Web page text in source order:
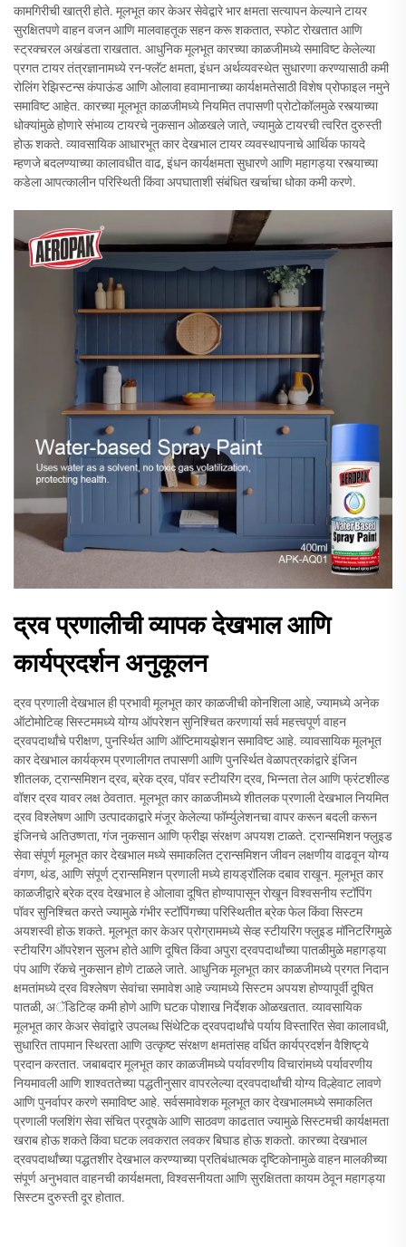
कामगिरीची खात्री होते. मूलभूत कार केअर सेवेद्वारे भार क्षमता सत्यापन केल्याने टायर
सुरक्षितपणे वाहन वजन आणि मालवाहतूक सहन करू शकतात, स्फोट रोखतात आणि
स्ट्रक्चरल अखंडता राखतात. आधुनिक मूलभूत कारच्या काळजीमध्ये समाविष्ट केलेल्या
प्रगत टायर तंत्रज्ञानामध्ये रन-फ्लॅट क्षमता, इंधन अर्थव्यवस्थेत सुधारणा करण्यासाठी कमी
रोलिंग रेझिस्टन्स कंपाऊंड आणि ओलावा हवामानाच्या कार्यक्षमतेसाठी विशेष प्रोफाइल नमुने
समाविष्ट आहेत. कारच्या मूलभूत काळजीमध्ये नियमित तपासणी प्रोटोकॉलमुळे रस्त्याच्या
धोक्यांमुळे होणारे संभाव्य टायरचे नुकसान ओळखले जाते, ज्यामुळे टायरची त्वरित दुरुस्ती
होऊ शकते. व्यावसायिक आधारभूत कार देखभाल टायर व्यवस्थापनाचे आर्थिक फायदे
म्हणजे बदलण्याच्या कालावधीत वाढ, इंधन कार्यक्षमता सुधारणे आणि महागड्या रस्त्याच्या
कडेला आपत्कालीन परिस्थिती किंवा अपघाताशी संबंधित खर्चाचा धोका कमी करणे.
द्रव प्रणालीची व्यापक देखभाल आणि
कार्यप्रदर्शन अनुकूलन
द्रव प्रणाली देखभाल ही प्रभावी मूलभूत कार काळजीची कोनशिला आहे, ज्यामध्ये अनेक
ऑटोमोटिव्ह सिस्टममध्ये योग्य ऑपरेशन सुनिश्चित करणार्या सर्व महत्त्वपूर्ण वाहन
द्रवपदार्थांचे परीक्षण, पुनर्स्थित आणि ऑप्टिमायझेशन समाविष्ट आहे. व्यावसायिक मूलभूत
कार देखभाल कार्यक्रम प्रणालीगत तपासणी आणि पुनर्स्थित वेळापत्रकांद्वारे इंजिन
शीतलक, ट्रान्समिशन द्रव, ब्रेक द्रव, पॉवर स्टीयरिंग द्रव, भिन्नता तेल आणि फ्रंटशील्ड
वॉशर द्रव यावर लक्ष ठेवतात. मूलभूत कार काळजीमध्ये शीतलक प्रणाली देखभाल नियमित
द्रव विश्लेषण आणि उत्पादकाद्वारे मंजूर केलेल्या फॉर्म्युलेशनचा वापर करून बदली करून
इंजिनचे अतिउष्णता, गंज नुकसान आणि फ्रीझ संरक्षण अपयश टाळते. ट्रान्समिशन फ्लुइड
सेवा संपूर्ण मूलभूत कार देखभाल मध्ये समाकलित ट्रान्समिशन जीवन लक्षणीय वाढवून योग्य
वंगण, थंड, आणि संपूर्ण ट्रान्समिशन प्रणाली मध्ये हायड्रॉलिक दबाव राखून. मूलभूत कार
काळजीद्वारे ब्रेक द्रव देखभाल हे ओलावा दूषित होण्यापासून रोखून विश्वसनीय स्टॉपिंग
पॉवर सुनिश्चित करते ज्यामुळे गंभीर स्टॉपिंगच्या परिस्थितीत ब्रेक फेल किंवा सिस्टम
अयशस्वी होऊ शकते. मूलभूत कार केअर प्रोग्राममध्ये सेव्ह स्टीयरिंग फ्लुइड मॉनिटरिंगमुळे
स्टीयरिंग ऑपरेशन सुलभ होते आणि दूषित किंवा अपुरा द्रवपदार्थांच्या पातळीमुळे महागड्या
पंप आणि रॅकचे नुकसान होणे टाळले जाते. आधुनिक मूलभूत कार काळजीमध्ये प्रगत निदान
क्षमतांमध्ये द्रव विश्लेषण सेवांचा समावेश आहे ज्यामध्ये सिस्टम अपयश होण्यापूर्वी दूषित
पातळी, अॅडिटिव्ह कमी होणे आणि घटक पोशाख निर्देशक ओळखतात. व्यावसायिक
मूलभूत कार केअर सेवांद्वारे उपलब्ध सिंथेटिक द्रवपदार्थांचे पर्याय विस्तारित सेवा कालावधी,
सुधारित तापमान स्थिरता आणि उत्कृष्ट संरक्षण क्षमतांसह वर्धित कार्यप्रदर्शन वैशिष्ट्ये
प्रदान करतात. जबाबदार मूलभूत कार काळजीमध्ये पर्यावरणीय विचारांमध्ये पर्यावरणीय
नियमावली आणि शाश्वततेच्या पद्धतीनुसार वापरलेल्या द्रवपदार्थांची योग्य विल्हेवाट लावणे
आणि पुनर्वापर करणे समाविष्ट आहे. सर्वसमावेशक मूलभूत कार देखभालमध्ये समाकलित
प्रणाली फ्लशिंग सेवा संचित प्रदूषके आणि साठवण काढतात ज्यामुळे सिस्टमची कार्यक्षमता
खराब होऊ शकते किंवा घटक लवकरात लवकर बिघाड होऊ शकतो. कारच्या देखभाल
द्रवपदार्थांच्या पद्धतशीर देखभाल करण्याच्या प्रतिबंधात्मक दृष्टिकोनामुळे वाहन मालकीच्या
संपूर्ण अनुभवात वाहनची कार्यक्षमता, विश्वसनीयता आणि सुरक्षितता कायम ठेवून महागड्या
सिस्टम दुरुस्ती दूर होतात.